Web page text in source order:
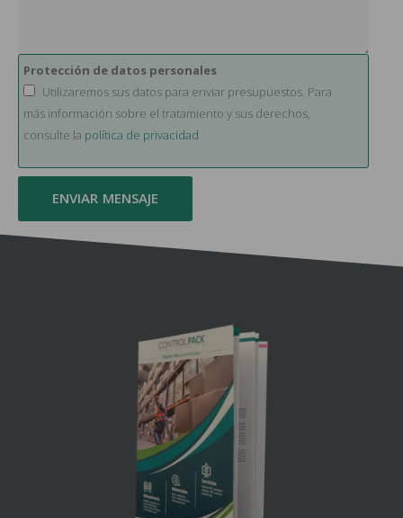
Protección de datos personales
Utilizaremos sus datos para enviar presupuestos. Para
más información sobre el tratamiento y sus derechos,
consulte la política de privacidad